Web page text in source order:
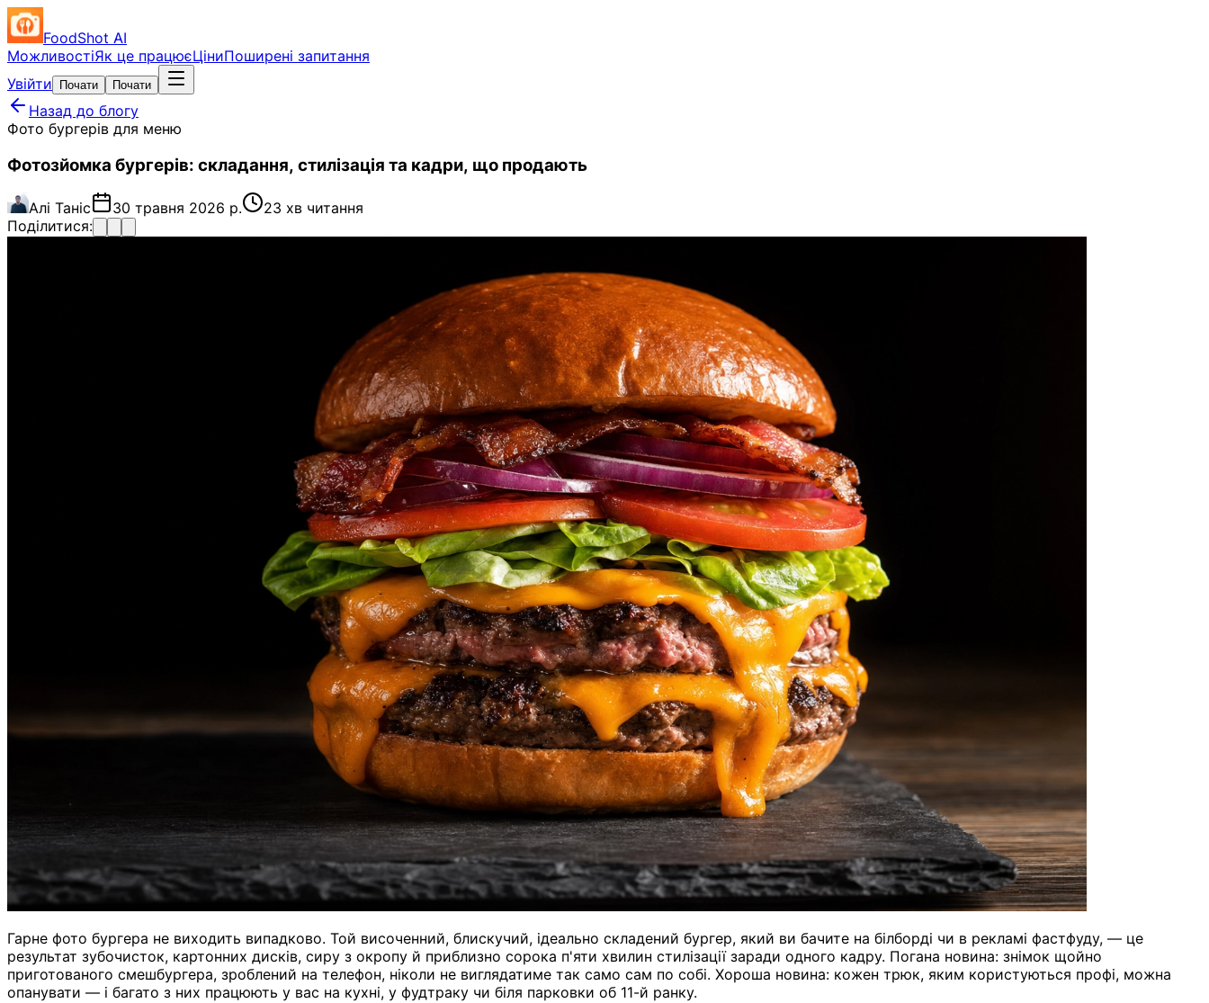
FoodShot AI
МожливостіЯк це працюєЦіниПоширені запитання
Увійти
Почати Почати
Назад до блогу
Фото бургерів для меню
Фотозйомка бургерів: складання, стилізація та кадри, що продають
Алі Таніс 30 травня 2026 р.
23 хв читання
Поділитися:
Гарне фото бургера не виходить випадково. Той височенний, блискучий, ідеально складений бургер, який ви бачите на білборді чи в рекламі фастфуду, — це
результат зубочисток, картонних дисків, сиру з окропу й приблизно сорока п'яти хвилин стилізації заради одного кадру. Погана новина: знімок щойно
приготованого смешбургера, зроблений на телефон, ніколи не виглядатиме так само сам по собі. Хороша новина: кожен трюк, яким користуються профі, можна
опанувати — і багато з них працюють у вас на кухні, у фудтраку чи біля парковки об 11-й ранку.